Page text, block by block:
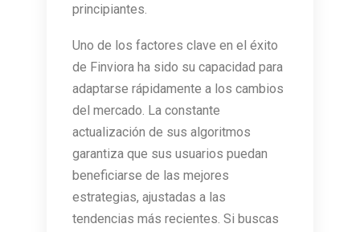
principiantes.
Uno de los factores clave en el éxito
de Finviora ha sido su capacidad para
adaptarse rápidamente a los cambios
del mercado. La constante
actualización de sus algoritmos
garantiza que sus usuarios puedan
beneficiarse de las mejores
estrategias, ajustadas a las
tendencias más recientes. Si buscas